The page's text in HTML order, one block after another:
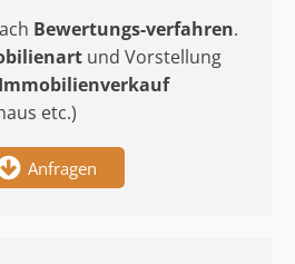
Bewertungs-verfahren.
und Vorstellung
Immobilienverkauf
etc.)
Anfragen